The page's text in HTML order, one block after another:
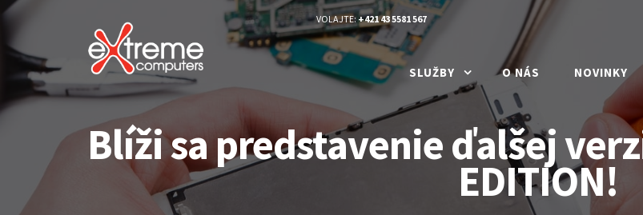
VOLAJTE: +421 43 5581 567
NOVINKY
O NÁS
SLUŽBY
Blíži sa predstavenie ďalšej
EDITION!